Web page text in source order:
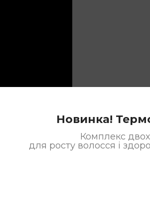
Новинка!
Комплекс
для росту волосся і